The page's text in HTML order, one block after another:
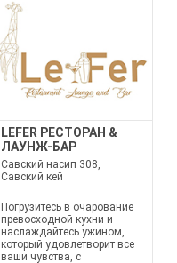
LEFER РЕСТОРАН &
ЛАУНЖ-БАР
Савский насип 308,
Савский кей
Погрузитесь в очарование
превосходной кухни и
наслаждайтесь ужином,
который удовлетворит все
ваши чувства, с